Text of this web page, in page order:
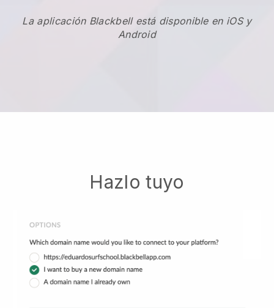
La aplicación Blackbell está disponible en iOS y
Android
Hazlo tuyo